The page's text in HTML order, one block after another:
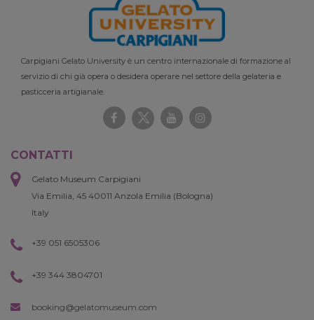
Carpigiani Gelato University è un centro internazionale di formazione al
servizio di chi già opera o desidera operare nel settore della gelateria e
pasticceria artigianale.
CONTATTI
Gelato Museum Carpigiani
Via Emilia, 45 40011 Anzola Emilia (Bologna)
Italy
+39 051 6505306
+39 344 3804701
booking@gelatomuseum.com